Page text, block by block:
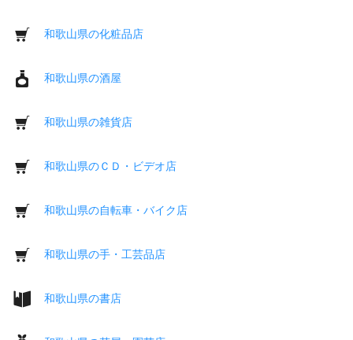
和歌山県の化粧品店
和歌山県の酒屋
和歌山県の雑貨店
和歌山県のＣＤ・ビデオ店
和歌山県の自転車・バイク店
和歌山県の手・工芸品店
和歌山県の書店